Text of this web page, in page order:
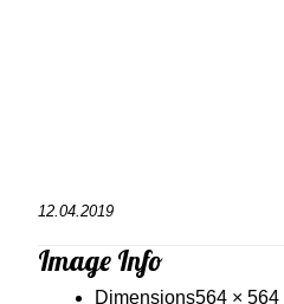
12.04.2019
Image Info
Dimensions564 × 564